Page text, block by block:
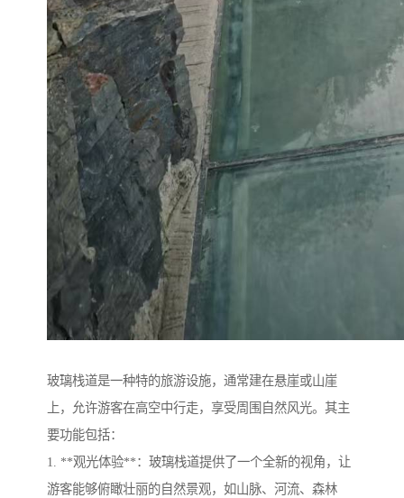
玻璃栈道是一种特的旅游设施，通常建在悬崖或山崖
上，允许游客在高空中行走，享受周围自然风光。其主
要功能包括：
1. **观光体验**：玻璃栈道提供了一个全新的视角，让
游客能够俯瞰壮丽的自然景观，如山脉、河流、森林